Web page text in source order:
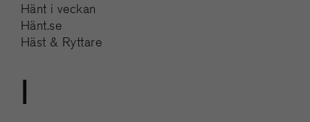
Hänt i veckan
Hänt.se
Häst & Ryttare
I